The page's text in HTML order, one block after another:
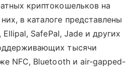
криптокошельков на
в каталоге представлены
Ellipal, SafePal, Jade и других
тысячи
NFC, Bluetooth и air-gapped-